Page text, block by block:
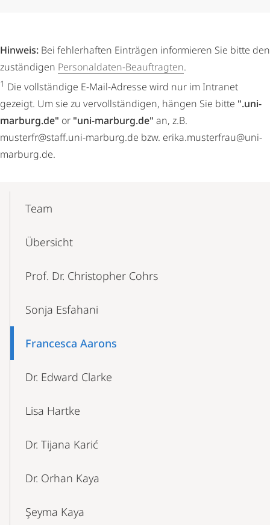
Hinweis: Bei fehlerhaften Einträgen informieren Sie bitte den
zuständigen Personaldaten-Beauftragten.
1 Die vollständige E-Mail-Adresse wird nur im Intranet
gezeigt. Um sie zu vervollständigen, hängen Sie bitte ".uni-
marburg.de" or "uni-marburg.de" an, z.B.
musterfr@staff.uni-marburg.de bzw. erika.musterfrau@uni-
marburg.de.
Navigation
Team
Übersicht
Prof. Dr. Christopher Cohrs
Sonja Esfahani
Francesca Aarons
Dr. Edward Clarke
Lisa Hartke
Dr. Tijana Karić
Dr. Orhan Kaya
Şeyma Kaya